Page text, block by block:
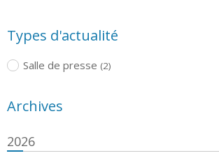
Types d'actualité
Salle de presse (2)
Archives
2026